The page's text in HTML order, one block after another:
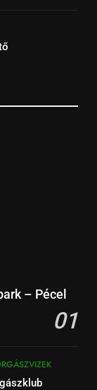
– Pécel
01